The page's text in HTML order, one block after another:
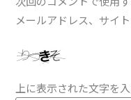
メールアドレス、サイト
上に表示された文字を